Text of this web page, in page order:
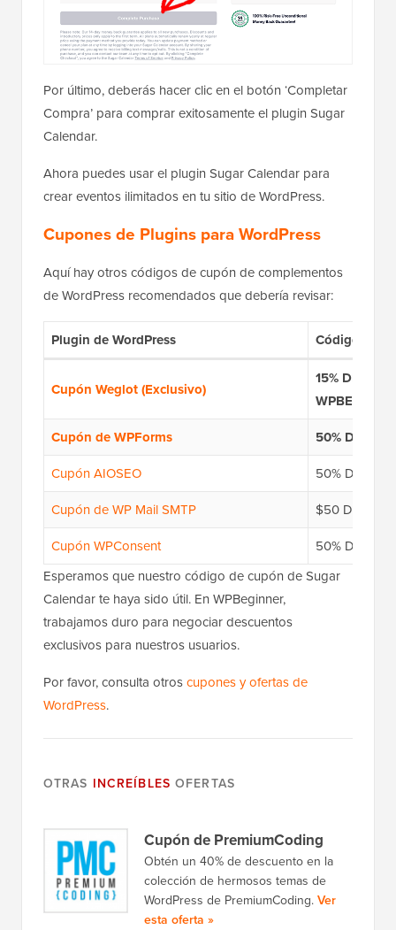
Por último, deberás hacer clic en el botón ‘Completar
Compra’ para comprar exitosamente el plugin Sugar
Calendar.
Ahora puedes usar el plugin Sugar Calendar para
crear eventos ilimitados en tu sitio de WordPress.
Cupones de Plugins para WordPress
Aquí hay otros códigos de cupón de complementos
de WordPress recomendados que debería revisar:
Plugin de WordPress Código de
Cupón Weglot (Exclusivo)
15% DE
WPBEG19
Cupón de WPForms
50% DE
Cupón AIOSEO
50% DE
Cupón de WP Mail SMTP
$50 DE
Cupón WPConsent
50% DE
Esperamos que nuestro código de cupón de Sugar
Calendar te haya sido útil. En WPBeginner,
trabajamos duro para negociar descuentos
exclusivos para nuestros usuarios.
Por favor, consulta otroscupones y ofertas de
WordPress.
OTRAS INCREÍBLES OFERTAS
Cupón de PremiumCoding
Obtén un 40% de descuento en la
colección de hermosos temas de
WordPress de PremiumCoding.Ver
esta oferta »